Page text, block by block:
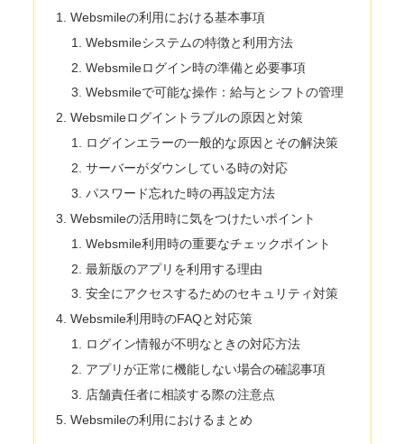
Websmileの利用における基本事項
Websmileシステムの特徴と利用方法
Websmileログイン時の準備と必要事項
Websmileで可能な操作：給与とシフトの管理
Websmileログイントラブルの原因と対策
ログインエラーの一般的な原因とその解決策
サーバーがダウンしている時の対応
パスワード忘れた時の再設定方法
Websmileの活用時に気をつけたいポイント
Websmile利用時の重要なチェックポイント
最新版のアプリを利用する理由
安全にアクセスするためのセキュリティ対策
Websmile利用時のFAQと対応策
ログイン情報が不明なときの対応方法
アプリが正常に機能しない場合の確認事項
店舗責任者に相談する際の注意点
Websmileの利用におけるまとめ